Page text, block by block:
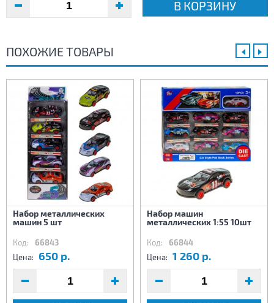
В КОРЗИНУ
ПОХОЖИЕ ТОВАРЫ
Набор металлических
машин 5 шт
Код: 66843
Цена: 650 р.
Набор машин
металлических 1:55 10шт
Код: 66844
Цена: 1 260 р.